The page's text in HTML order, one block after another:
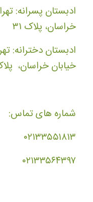
ادبستان پسرانه:
خراسان، پلاک ۳۱
ادبستان دخترانه:
خیابان خراسان، پلاک
شماره های تماس:
۰۲۱۳۳۵۵۱۸۱۳
۰۲۱۳۳۵۶۴۳۹۷